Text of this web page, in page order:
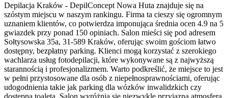
Depilacja Kraków - DepilConcept Nowa Huta znajduje się na
szóstym miejscu w naszym rankingu. Firma ta cieszy się ogromnym
uznaniem klientów, co potwierdza imponująca średnia ocen 4.9 na 5
gwiazdek przy ponad 150 opiniach. Salon mieści się pod adresem
Sołtysowska 35a, 31-589 Kraków, oferując swoim gościom łatwo
dostępny, bezpłatny parking. Klienci mogą korzystać z szerokiego
wachlarza usług fotodepilacji, które wykonywane są z najwyższą
starannością i profesjonalizmem. Warto podkreślić, że miejsce to jest
w pełni przystosowane dla osób z niepełnosprawnościami, oferując
udogodnienia takie jak parking dla wózków inwalidzkich czy
dostępna toaleta. Salon wyróżnia się niezwykle przyjazną atmosferą,